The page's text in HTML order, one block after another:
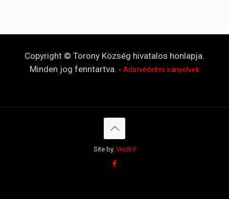
Copyright © Torony Község hivatalos honlapja.
Minden jog fenntartva. - Adatvédelmi irányelvek
Site by. ViszkY